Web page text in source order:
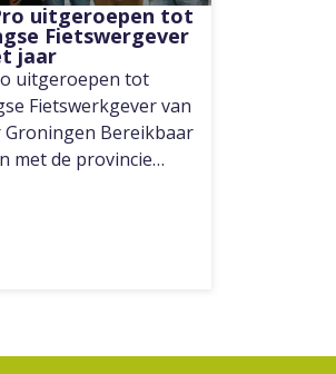
uitgeroepen tot
Fietswergever
jaar
uitgeroepen tot
Fietswerkgever van
Groningen Bereikbaar
met de provincie…